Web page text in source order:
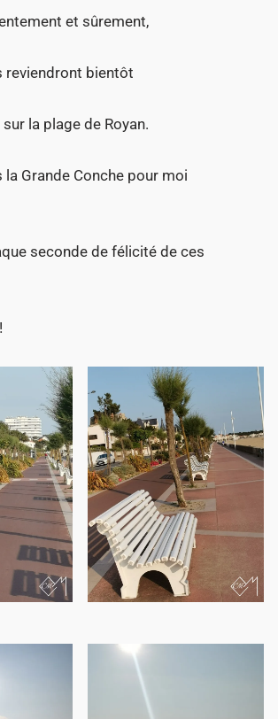
et sûrement,
reviendront bientôt
la plage de Royan.
la Grande Conche pour moi
seconde de félicité de ces